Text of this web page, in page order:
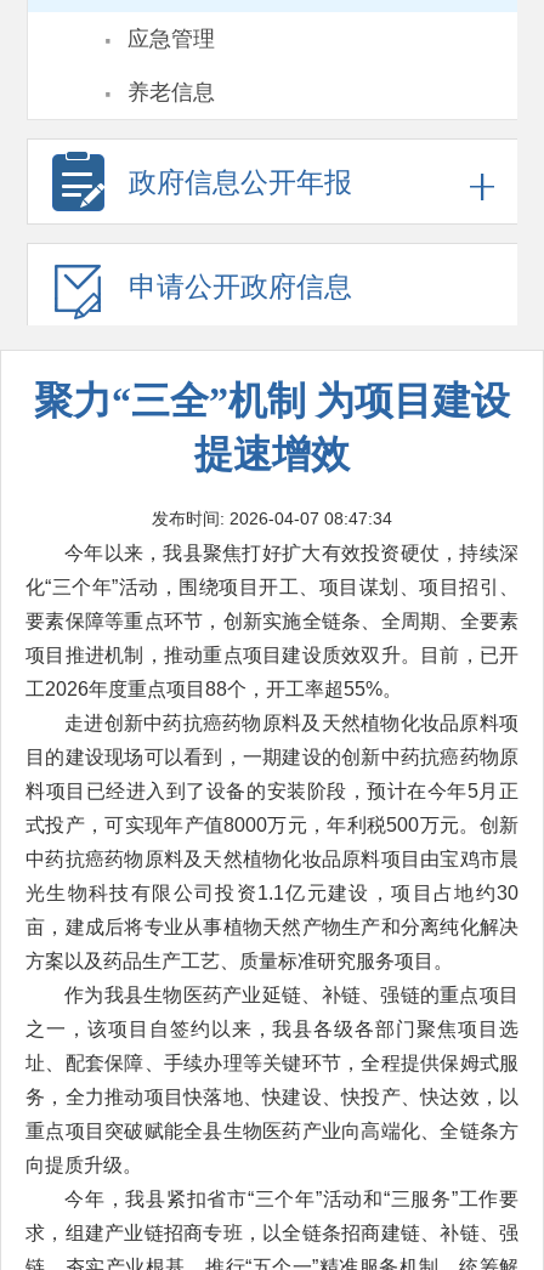
· 应急管理
· 养老信息
政府信息公开年报
申请公开政府信息
聚力“三全”机制 为项目建设
提速增效
发布时间: 2026-04-07 08:47:34
今年以来，我县聚焦打好扩大有效投资硬仗，持续深
化“三个年”活动，围绕项目开工、项目谋划、项目招引、
要素保障等重点环节，创新实施全链条、全周期、全要素
项目推进机制，推动重点项目建设质效双升。目前，已开
工2026年度重点项目88个，开工率超55%。
走进创新中药抗癌药物原料及天然植物化妆品原料项
目的建设现场可以看到，一期建设的创新中药抗癌药物原
料项目已经进入到了设备的安装阶段，预计在今年5月正
式投产，可实现年产值8000万元，年利税500万元。创新
中药抗癌药物原料及天然植物化妆品原料项目由宝鸡市晨
光生物科技有限公司投资1.1亿元建设，项目占地约30
亩，建成后将专业从事植物天然产物生产和分离纯化解决
方案以及药品生产工艺、质量标准研究服务项目。
作为我县生物医药产业延链、补链、强链的重点项目
之一，该项目自签约以来，我县各级各部门聚焦项目选
址、配套保障、手续办理等关键环节，全程提供保姆式服
务，全力推动项目快落地、快建设、快投产、快达效，以
重点项目突破赋能全县生物医药产业向高端化、全链条方
向提质升级。
今年，我县紧扣省市“三个年”活动和“三服务”工作要
求，组建产业链招商专班，以全链条招商建链、补链、强